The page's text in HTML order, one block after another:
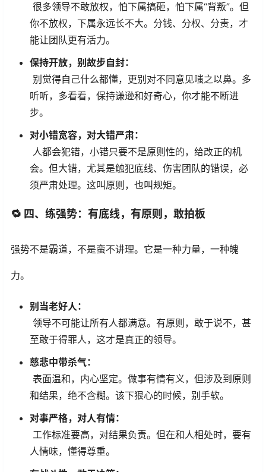
很多领导不敢放权，怕下属搞砸，怕下属“背叛”。但
你不放权，下属永远长不大。分钱、分权、分责，才
能让团队更有活力。
保持开放，别故步自封：
别觉得自己什么都懂，更别对不同意见嗤之以鼻。多
听听，多看看，保持谦逊和好奇心，你才能不断进
步。
对小错宽容，对大错严肃：
人都会犯错，小错只要不是原则性的，给改正的机
会。但大错，尤其是触犯底线、伤害团队的错误，必
须严肃处理。这叫原则，也叫规矩。
🔁 四、练强势：有底线，有原则，敢拍板
强势不是霸道，不是蛮不讲理。它是一种力量，一种魄
力。
别当老好人：
领导不可能让所有人都满意。有原则，敢于说不，甚
至敢于得罪人，这才是真正的领导。
慈悲中带杀气：
表面温和，内心坚定。做事有情有义，但涉及到原则
和结果，绝不含糊。该下狠心的时候，别手软。
对事严格，对人有情：
工作标准要高，对结果负责。但在和人相处时，要有
人情味，懂得尊重。